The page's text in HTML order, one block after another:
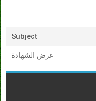
Subject
عرض الشهادة